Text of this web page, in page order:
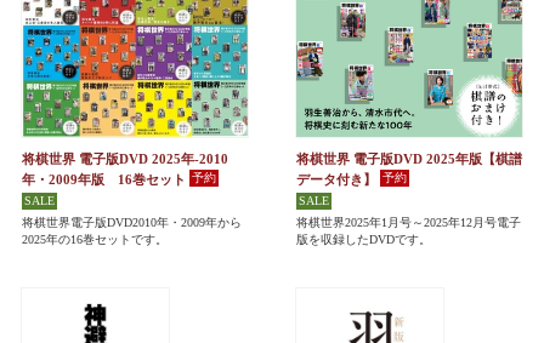
将棋世界 電子版DVD 2025年-2010
年・2009年版 16巻セット
将棋世界電子版DVD2010年・2009年から
2025年の16巻セットです。
将棋世界 電子版DVD 2025年版【棋譜
データ付き】
将棋世界2025年1月号～2025年12月号電子
版を収録したDVDです。